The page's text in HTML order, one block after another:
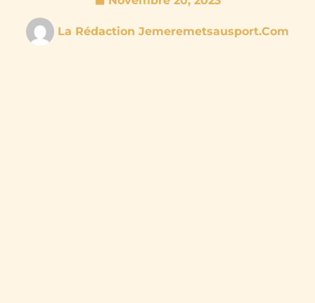
La Rédaction Jemeremetsausport.com